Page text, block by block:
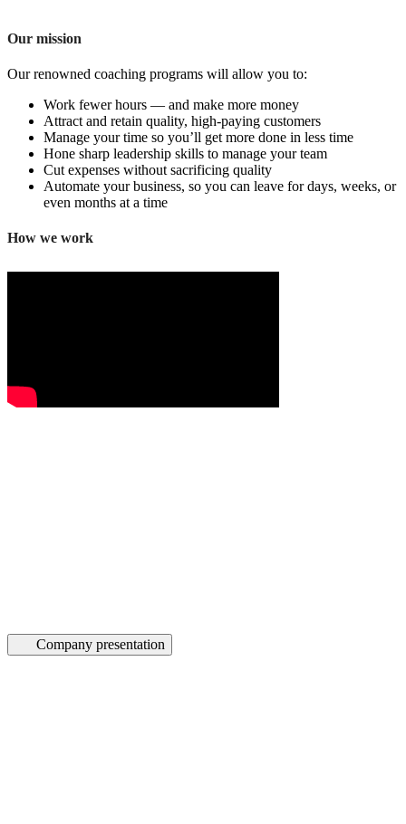
Our mission
Our renowned coaching programs will allow you to:
Work fewer hours — and make more money
Attract and retain quality, high-paying customers
Manage your time so you’ll get more done in less time
Hone sharp leadership skills to manage your team
Cut expenses without sacrificing quality
Automate your business, so you can leave for days, weeks, or
even months at a time
How we work
Company presentation